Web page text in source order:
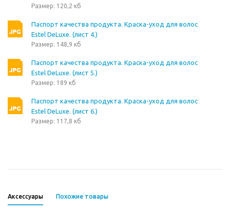
Размер: 120,2 кб
Паспорт качества продукта. Краска-уход для волос
Estel DeLuxe. (лист 4.)
Размер: 148,9 кб
Паспорт качества продукта. Краска-уход для волос
Estel DeLuxe. (лист 5.)
Размер: 189 кб
Паспорт качества продукта. Краска-уход для волос
Estel DeLuxe. (лист 6.)
Размер: 117,8 кб
Аксессуары Похожие товары